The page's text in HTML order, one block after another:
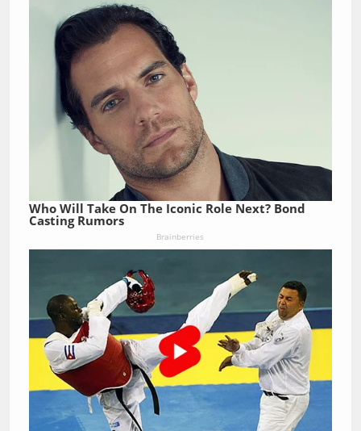
Who Will Take On The Iconic Role Next? Bond
Casting Rumors
Brainberries